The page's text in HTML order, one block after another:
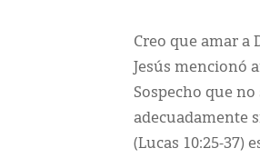
Creo que amar a
Jesús mencionó
Sospecho que
adecuadamente
(Lucas 10:25-37)